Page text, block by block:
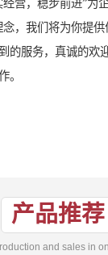
营，稳步前进”为
念，我们将为你提
的服务，真诚的欢
。
产品推荐